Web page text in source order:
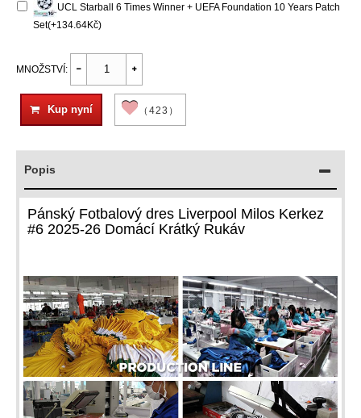
UCL Starball 6 Times Winner + UEFA Foundation 10 Years Patch
Set(+134.64Kč)
MNOŽSTVÍ:
Kup nyní （423）
Popis
Pánský Fotbalový dres Liverpool Milos Kerkez
#6 2025-26 Domácí Krátký Rukáv